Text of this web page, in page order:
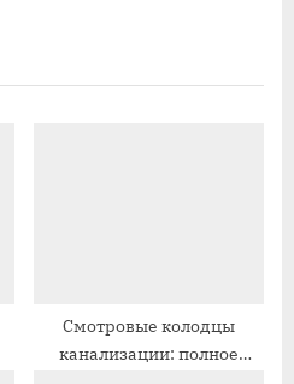
Смотровые колодцы
канализации: полное